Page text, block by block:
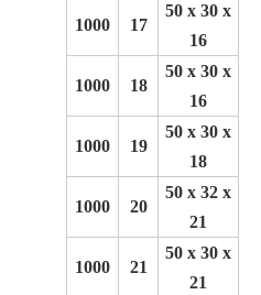
1000 17
50 x 30 x
16
1000 18
50 x 30 x
16
1000 19
50 x 30 x
18
1000 20
50 x 32 x
21
1000 21
50 x 30 x
21